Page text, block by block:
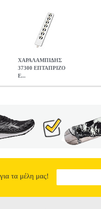
ΧΑΡΑΛΑMΠΙΔΗΣ
37300 ΕΠΤΑΠΡΙΖΟ
Ε...
37300 ΕΠΤΑΠΡΙΖΟ
για τα μέλη μας!